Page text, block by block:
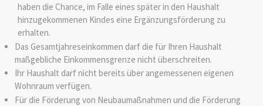
haben die Chance, im Falle eines später in den Haushalt
hinzugekommenen Kindes eine Ergänzungsförderung zu
erhalten.
Das Gesamtjahreseinkommen darf die für Ihren Haushalt
maßgebliche Einkommensgrenze nicht überschreiten.
Ihr Haushalt darf nicht bereits über angemessenen eigenen
Wohnraum verfügen.
Für die Förderung von Neubaumaßnahmen und die Förderung